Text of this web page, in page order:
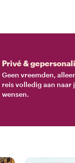
Privé &
Geen vreemden,
reis volledig aan naar
wensen.